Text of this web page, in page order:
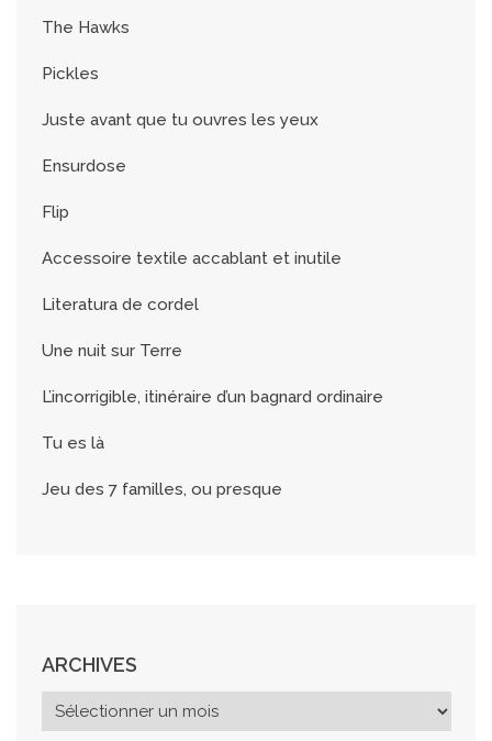
The Hawks
Pickles
Juste avant que tu ouvres les yeux
Ensurdose
Flip
Accessoire textile accablant et inutile
Literatura de cordel
Une nuit sur Terre
L’incorrigible, itinéraire d’un bagnard ordinaire
Tu es là
Jeu des 7 familles, ou presque
ARCHIVES
r